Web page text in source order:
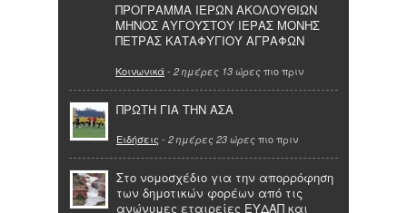
ΠΡΟΓΡΑΜΜΑ ΙΕΡΩΝ ΑΚΟΛΟΥΘΙΩΝ
ΜΗΝΟΣ ΑΥΓΟΥΣΤΟΥ ΙΕΡΑΣ ΜΟΝΗΣ
ΠΕΤΡΑΣ ΚΑΤΑΦΥΓΙΟΥ ΑΓΡΑΦΩΝ
Κοινωνικά- 2 ημέρες 13 ώρες πιο πριν
ΠΡΩΤΗ ΓΙΑ ΤΗΝ ΑΣΑ
Ειδήσεις - 2 ημέρες 23 ώρες πιο πριν
Στο νομοσχέδιο για την απορρόφηση
των δημοτικών φορέων από τις
ανώνυμες εταιρείες ΕΥΔΑΠ και